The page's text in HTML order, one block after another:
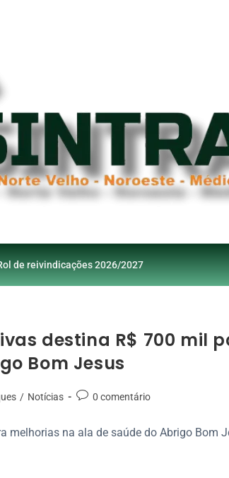
de reivindicações 2026/2027
destina R$ 700 mil
Bom Jesus
/ Notícias 0 comentário
melhorias na ala de saúde do Abrigo Bom